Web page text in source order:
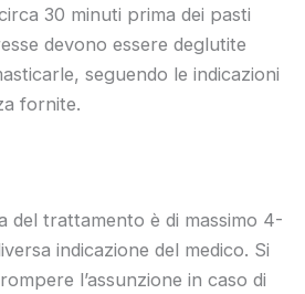
30 minuti prima dei pasti
devono essere deglutite
seguendo le indicazioni
fornite.
del trattamento è di massimo 4-
indicazione del medico. Si
l’assunzione in caso di